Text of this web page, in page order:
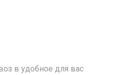
в удобное для вас